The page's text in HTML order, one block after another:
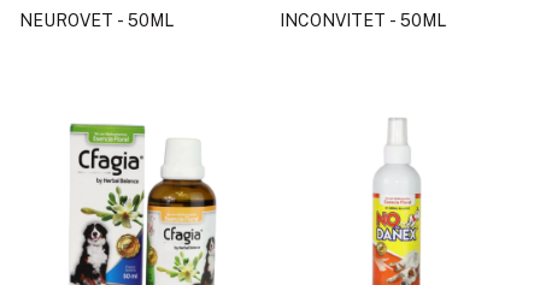
NEUROVET - 50ML INCONVITET - 50ML